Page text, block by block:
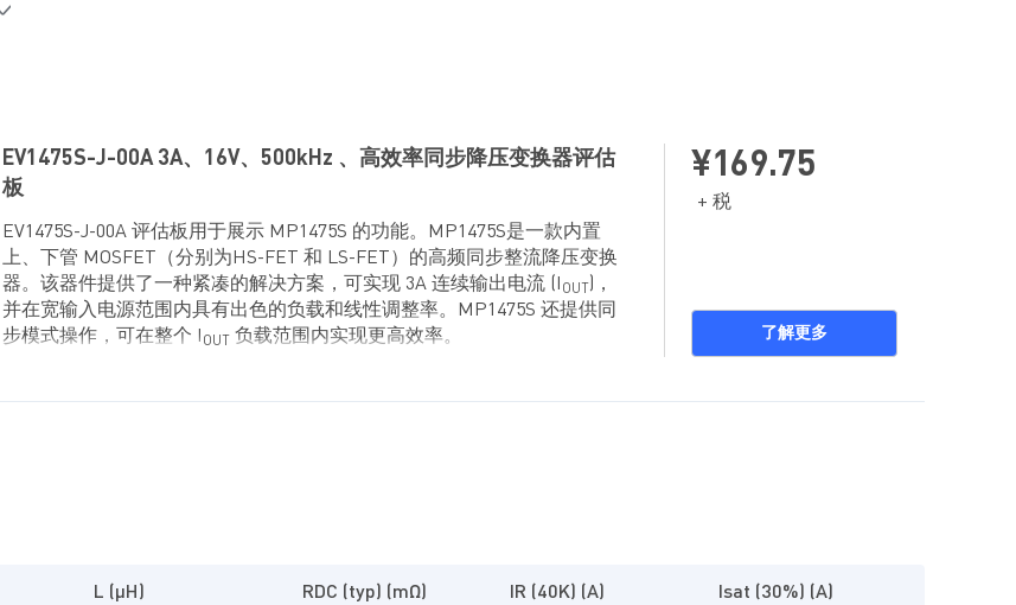
EV1475S-J-00A 3A、16V、500kHz 、高效率同步降压变换器评估
板
EV1475S-J-00A 评估板用于展示 MP1475S 的功能。MP1475S是一款内置
上、下管 MOSFET（分别为HS-FET 和 LS-FET）的高频同步整流降压变换
器。该器件提供了一种紧凑的解决方案，可实现 3A 连续输出电流 (I OUT )，
并在宽输入电源范围内具有出色的负载和线性调整率。MP1475S 还提供同
步模式操作，可在整个 I OUT 负载范围内实现更高效率。
面的保护功能，包括过流保护 (OCP) 和过温关断 (TSD)保护。
¥169.75
+ 税
了解更多
L (µH) RDC (typ) (mΩ) IR (40K) (A) Isat (30%) (A)